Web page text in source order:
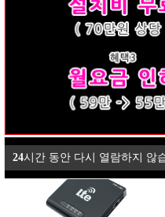
24시간 동안 다시 열람하지 않
LTE 모